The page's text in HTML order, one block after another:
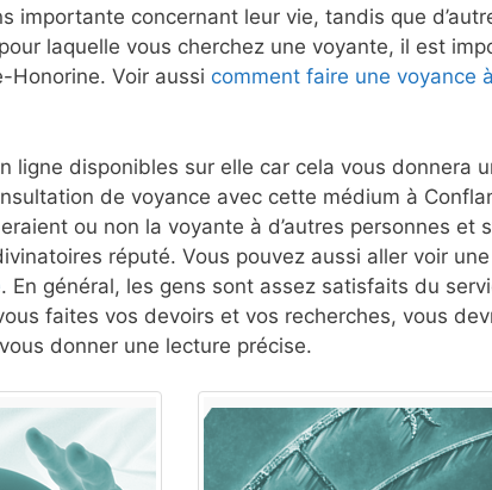
concernant leur vie, tandis que
laquelle vous cherchez une voyante, il est
Honorine. Voir aussi comment faire une voyance
disponibles sur elle car cela vous donnera
de voyance avec cette médium à
ou non la voyante à d’autres personnes et
réputé. Vous pouvez aussi aller voir une
. En général, les gens sont assez satisfaits du
faites vos devoirs et vos recherches, vous
donner une lecture précise.